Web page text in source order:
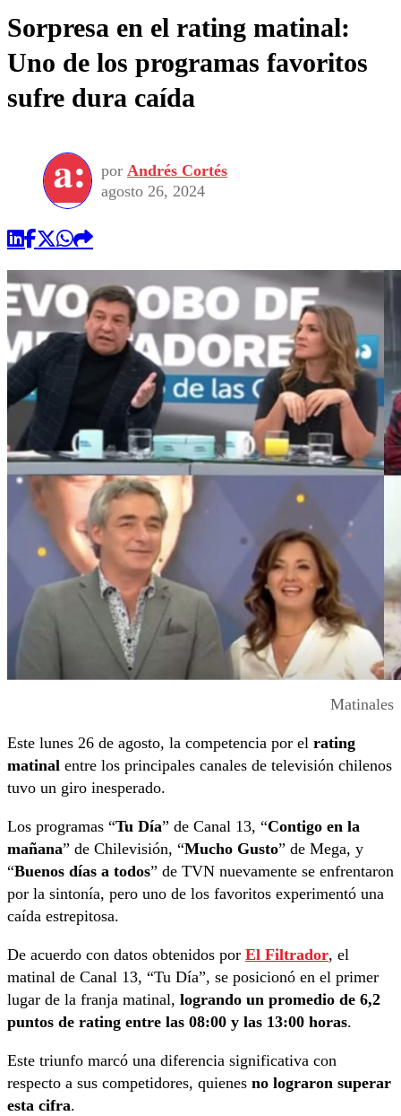
Sorpresa en el rating matinal:
Uno de los programas favoritos
sufre dura caída
por Andrés Cortés
agosto 26, 2024
Matinales
Este lunes 26 de agosto, la competencia por el rating
matinal entre los principales canales de televisión chilenos
tuvo un giro inesperado.
Los programas “Tu Día” de Canal 13, “Contigo en la
mañana” de Chilevisión, “Mucho Gusto” de Mega, y
“Buenos días a todos” de TVN nuevamente se enfrentaron
por la sintonía, pero uno de los favoritos experimentó una
caída estrepitosa.
De acuerdo con datos obtenidos por El Filtrador, el
matinal de Canal 13, “Tu Día”, se posicionó en el primer
lugar de la franja matinal, logrando un promedio de 6,2
puntos de rating entre las 08:00 y las 13:00 horas.
Este triunfo marcó una diferencia significativa con
respecto a sus competidores, quienes no lograron superar
esta cifra.